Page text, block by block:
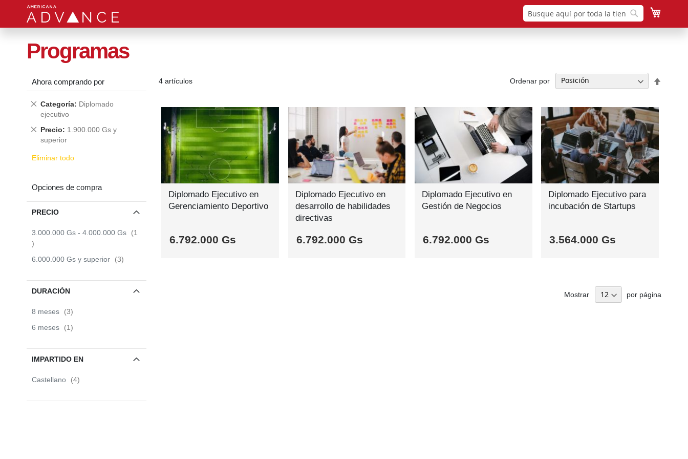
Buscar
Buscar
Programas
4 artículos Ordenar por
Diplomado Ejecutivo en
Gerenciamiento Deportivo
6.792.000 Gs
SABER
Diplomado Ejecutivo en
desarrollo de habilidades
directivas
6.792.000 Gs
SABER
Diplomado Ejecutivo en
Gestión de Negocios
6.792.000 Gs
SABER
Diplomado Ejecutivo para
incubación de Startups
3.564.000 Gs
SABER
Mostrar por página
Ahora comprando por
Categoría
Diplomado
ejecutivo
Quitar
este
Precio
1.900.000 Gs y
superior
Quitar
este
Eliminar todo
Opciones de compra
PRECIO
3.000.000 Gs - 4.000.000 Gs
1
item
6.000.000 Gs y superior 3items
DURACIÓN
8 meses 3items
6 meses
1item
IMPARTIDO EN
Castellano 4items